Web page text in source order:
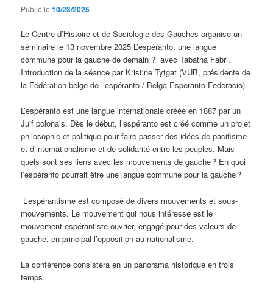
Publié le10/23/2025
Le Centre d’Histoire et de Sociologie des Gauches organise un
séminaire le 13 novembre 2025 L’espéranto, une langue
commune pour la gauche de demain ? avec Tabatha Fabri.
Introduction de la séance par Kristine Tytgat (VUB, présidente de
la Fédération belge de l’espéranto / Belga Esperanto-Federacio).
L’espéranto est une langue internationale créée en 1887 par un
Juif polonais. Dès le début, l’espéranto est créé comme un projet
philosophie et politique pour faire passer des idées de pacifisme
et d’internationalisme et de solidarité entre les peuples. Mais
quels sont ses liens avec les mouvements de gauche ? En quoi
l’espéranto pourrait être une langue commune pour la gauche ?
L’espérantisme est composé de divers mouvements et sous-
mouvements. Le mouvement qui nous intéresse est le
mouvement espérantiste ouvrier, engagé pour des valeurs de
gauche, en principal l’opposition au nationalisme.
La conférence consistera en un panorama historique en trois
temps.